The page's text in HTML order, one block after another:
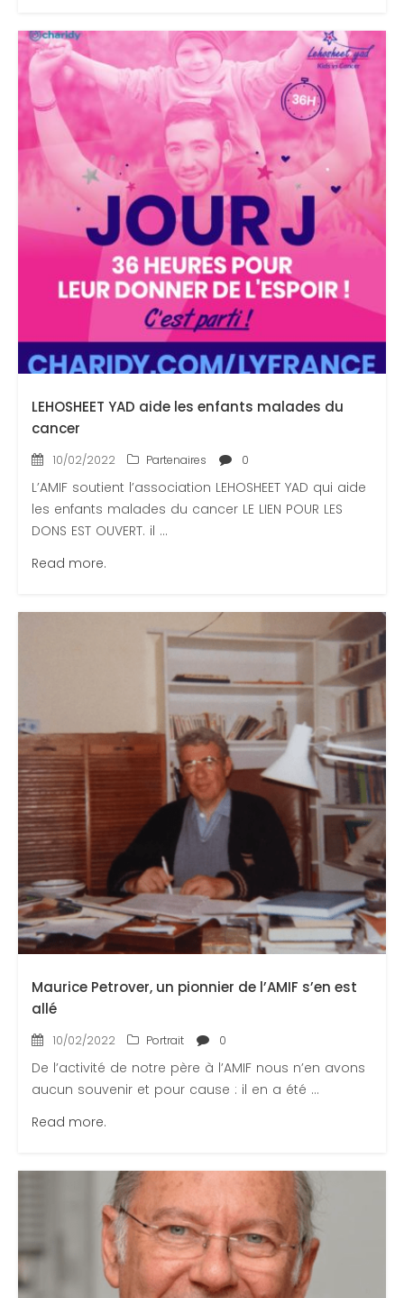
LEHOSHEET YAD aide les enfants malades du
cancer
10/02/2022 Partenaires 0
L’AMIF soutient l’association LEHOSHEET YAD qui aide
les enfants malades du cancer LE LIEN POUR LES
DONS EST OUVERT. il ...
Read more.
Maurice Petrover, un pionnier de l’AMIF s’en est
allé
10/02/2022 Portrait 0
De l’activité de notre père à l’AMIF nous n’en avons
aucun souvenir et pour cause : il en a été ...
Read more.